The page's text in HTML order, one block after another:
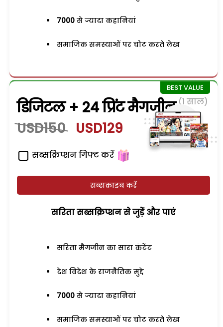
7000 से ज्यादा कहानियां
समाजिक समस्याओं पर चोट करते लेख
डिजिटल + 24 प्रिंट मैगजीन (1 साल)
USD150 USD129
सब्सक्रिप्शन गिफ्ट करें
सब्सक्राइब करें
सरिता सब्सक्रिप्शन से जुड़ेें और पाएं
सरिता मैगजीन का सारा कंटेंट
देश विदेश के राजनैतिक मुद्दे
7000 से ज्यादा कहानियां
समाजिक समस्याओं पर चोट करते लेख